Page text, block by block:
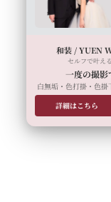
和装 / YUEN
セルフで叶え
一度の撮影
白無垢・色打掛・色
詳細はこちら